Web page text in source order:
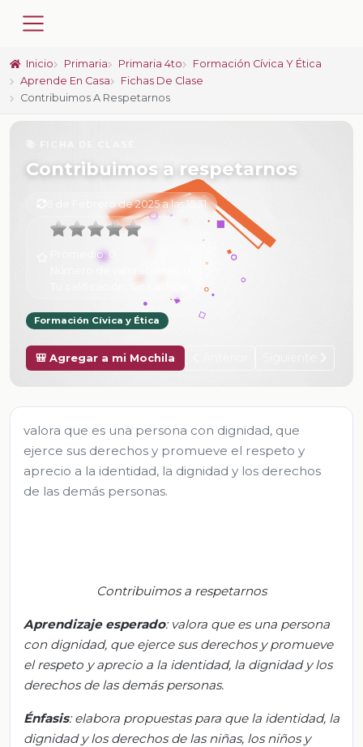
Inicio Primaria Primaria 4to
Formación Cívica Y Ética
Aprende En Casa
Fichas De Clase
Contribuimos A Respetarnos
Contribuimos a respetarnos
6 de Febrero de 2025 a las 15:31
Promedio:0
Sin calificar
Formación Cívica y Ética
🎒 Agregar a mi Mochila
valora que es una persona con dignidad, que
ejerce sus derechos y promueve el respeto y
aprecio a la identidad, la dignidad y los derechos
de las demás personas.
Contribuimos a respetarnos
Aprendizaje esperado: valora que es una persona
con dignidad, que ejerce sus derechos y promueve
el respeto y aprecio a la identidad, la dignidad y los
derechos de las demás personas.
Énfasis:elabora propuestas para que la identidad, la
dignidad y los derechos de las niñas, los niños y